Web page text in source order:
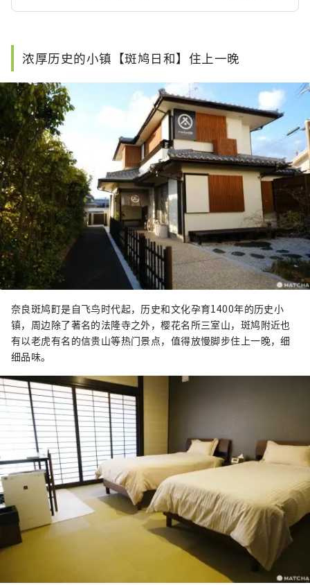
浓厚历史的小镇【斑鸠日和】住上一晚
奈良斑鸠町是自飞鸟时代起，历史和文化孕育1400年的历史小
镇，周边除了著名的法隆寺之外，樱花名所三室山，斑鸠附近也
有以老虎有名的信贵山等热门景点，值得放慢脚步住上一晚，细
细品味。